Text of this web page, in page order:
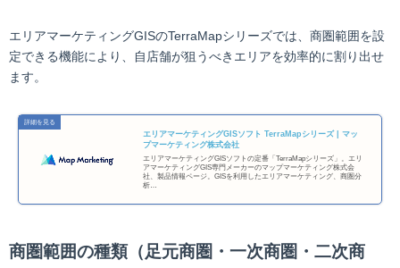
エリアマーケティングGISのTerraMapシリーズでは、商圏範囲を設
定できる機能により、自店舗が狙うべきエリアを効率的に割り出せ
ます。
エリアマーケティングGISソフト TerraMapシリーズ | マッ
プマーケティング株式会社
エリアマーケティングGISソフトの定番「TerraMapシリーズ」。エリ
アマーケティングGIS専門メーカーのマップマーケティング株式会
社、製品情報ページ。GISを利用したエリアマーケティング、商圏分
析…
商圏範囲の種類（足元商圏・一次商圏・二次商